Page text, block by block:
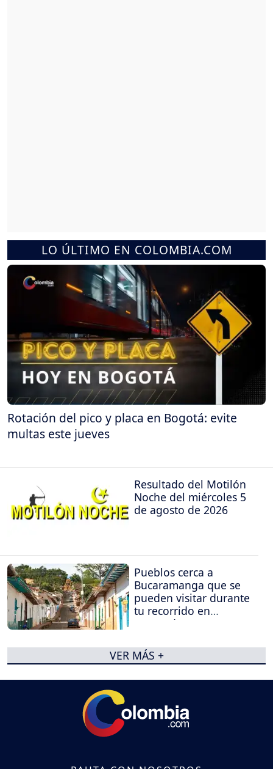
LO ÚLTIMO EN COLOMBIA.COM
Rotación del pico y placa en Bogotá: evite
multas este jueves
Resultado del Motilón
Noche del miércoles 5
de agosto de 2026
Pueblos cerca a
Bucaramanga que se
pueden visitar durante
tu recorrido en
Santander
VER MÁS +